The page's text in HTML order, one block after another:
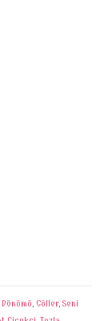
, Güller, Seni